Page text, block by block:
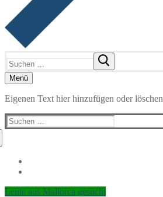
nach:
Menü
Eigenen Text hier hinzufügen oder löschen
Suchen
nach:
Leute aus Mallorca gesucht